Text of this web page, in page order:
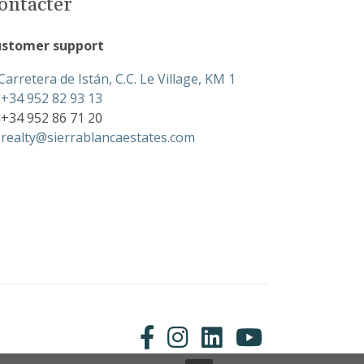
support
de Istán, C.C. Le Village, KM 1
+34 952 82 93 13
952 86 71 20
realty@sierrablancaestates.com